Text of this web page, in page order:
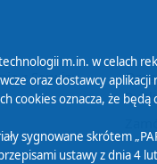
z Serwisu
m.in. w celach
oraz dostawcy
cookies oznacza, że
sygnowane skrótem
ustawy z dnia